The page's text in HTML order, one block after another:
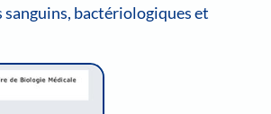
sanguins, bactériologiques et